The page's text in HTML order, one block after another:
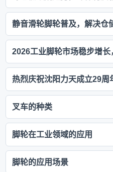
静音滑轮脚轮普及，解决仓
2026工业脚轮市场稳步增
热烈庆祝沈阳力天成立29周
叉车的种类
脚轮在工业领域的应用
脚轮的应用场景